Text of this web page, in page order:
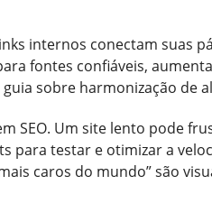
internos conectam suas
fontes confiáveis,
sobre harmonização de
SEO. Um site lento pode
para testar e otimizar a
caros do mundo” são